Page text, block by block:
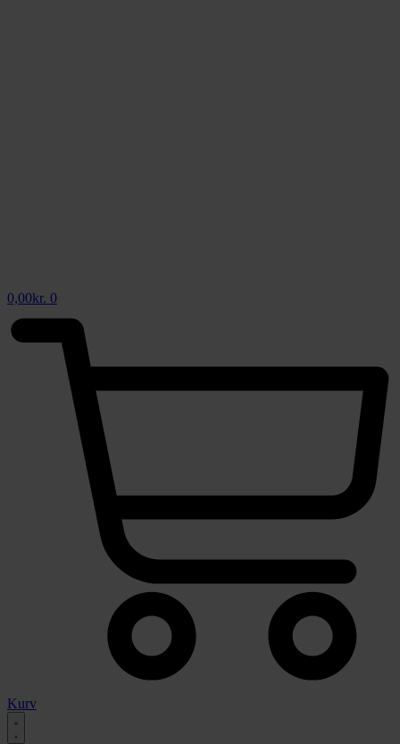
0,00kr. 0
Kurv